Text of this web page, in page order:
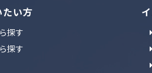
い方
探す
探す